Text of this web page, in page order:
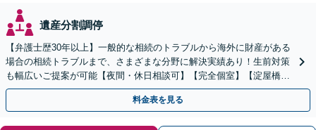
遺産分割調停
【弁護士歴30年以上】一般的な相続のトラブルから海外に財産がある
場合の相続トラブルまで、さまざまな分野に解決実績あり！生前対策
も幅広いご提案が可能【夜間・休日相談可】【完全個室】【淀屋橋駅
6分】
料金表を見る